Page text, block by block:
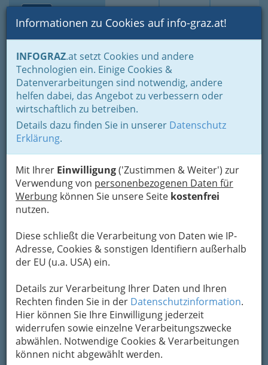
Suche Login Toggle
Informationen zu Cookies auf info-graz.at!
INFOGRAZ.at setzt Cookies und andere
Technologien ein. Einige Cookies &
Datenverarbeitungen sind notwendig, andere
helfen dabei, das Angebot zu verbessern oder
wirtschaftlich zu betreiben.
Details dazu finden Sie in unserer Datenschutz
Erklärung.
Mit Ihrer Einwilligung('Zustimmen & Weiter') zur
Verwendung von personenbezogenen Daten für
Werbung können Sie unsere Seite kostenfrei
nutzen.
Diese schließt die Verarbeitung von Daten wie IP-
Adresse, Cookies & sonstigen Identifiern außerhalb
der EU (u.a. USA) ein.
Details zur Verarbeitung Ihrer Daten und Ihren
Rechten finden Sie in der Datenschutzinformation.
Hier können Sie Ihre Einwilligung jederzeit
widerrufen sowie einzelne Verarbeitungszwecke
abwählen. Notwendige Cookies & Verarbeitungen
können nicht abgewählt werden.
Home Lifestyle
Feste feiern
Geschenktipps für alle Anlässe in 20 Kategorien
Rund ums Wohnen und Einrichten - besondere Geschenke
J.K. Klammerth, Josef Hahns
Erben KG
Herrengasse 7 -9, 8010 Graz
+43 316 825 618 - 25
Gutschein
Karte
Adresse mit Google Maps anschauen
Kontaktaufnahme
Um die Info-Graz Firmenvor Spam-Mails zu
bewahren , verwenden wir an dieser Stelle zur
Übermittlung Ihrer Nachricht ein sicheres